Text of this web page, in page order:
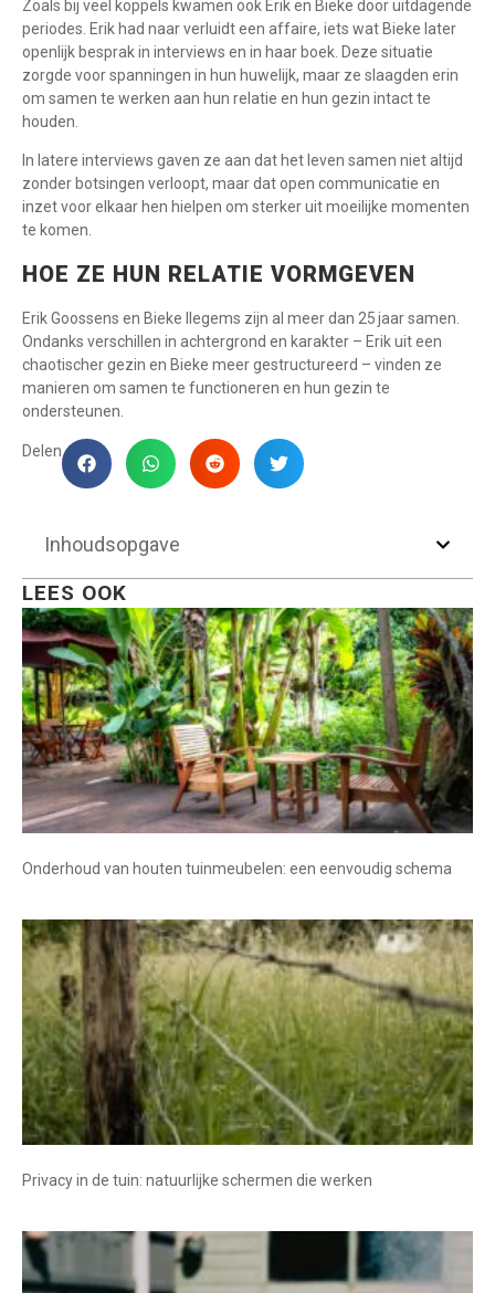
Zoals bij veel koppels kwamen ook Erik en Bieke door uitdagende
periodes. Erik had naar verluidt een affaire, iets wat Bieke later
openlijk besprak in interviews en in haar boek. Deze situatie
zorgde voor spanningen in hun huwelijk, maar ze slaagden erin
om samen te werken aan hun relatie en hun gezin intact te
houden.
In latere interviews gaven ze aan dat het leven samen niet altijd
zonder botsingen verloopt, maar dat open communicatie en
inzet voor elkaar hen hielpen om sterker uit moeilijke momenten
te komen.
HOE ZE HUN RELATIE VORMGEVEN
Erik Goossens en Bieke Ilegems zijn al meer dan 25 jaar samen.
Ondanks verschillen in achtergrond en karakter – Erik uit een
chaotischer gezin en Bieke meer gestructureerd – vinden ze
manieren om samen te functioneren en hun gezin te
ondersteunen.
Delen
Inhoudsopgave
LEES OOK
Onderhoud van houten tuinmeubelen: een eenvoudig schema
Privacy in de tuin: natuurlijke schermen die werken